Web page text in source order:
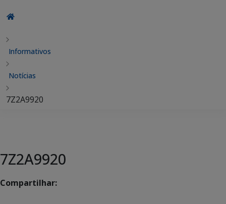
Informativos
Notícias
7Z2A9920
7Z2A9920
Compartilhar: